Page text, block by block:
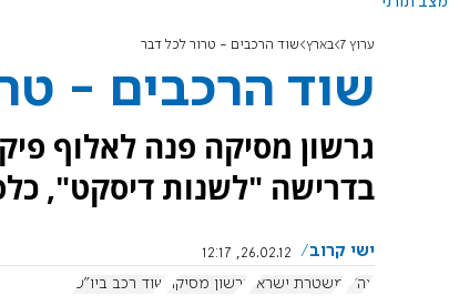
ערוץ 7 בארץ שוד הרכבים - טרור לכל דבר
שוד הרכבים -
גרשון מסיקה פנה לאלוף
בדרישה "לשנות דיסקט",
ישי קרוב
26.02.12, 12:17
צה"ל
משטרת ישראל גרשון מסיקה שוד רכב ביו"ש